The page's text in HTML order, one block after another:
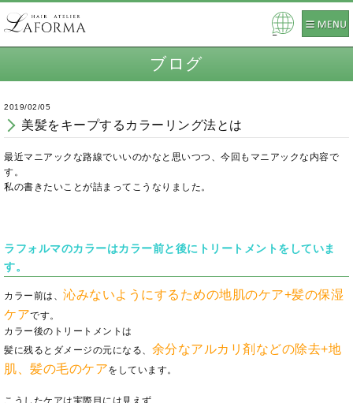
Pow
ブログ
2019/02/05
美髪をキープするカラーリング法とは
最近マニアックな路線でいいのかなと思いつつ、今回もマニアックな内容で
す。
私の書きたいことが詰まってこうなりました。
ラフォルマのカラーはカラー前と後にトリートメントをしていま
す。
カラー前は、 沁みないようにするための地肌のケア+髪の保湿
ケアです。
カラー後のトリートメントは
髪に残るとダメージの元になる、 余分なアルカリ剤 などの除去+地
肌、髪の毛のケアをしています。
こうしたケアは実際目には見えず